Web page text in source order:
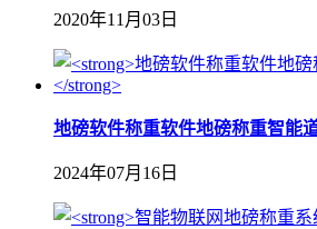
2020年11月03日
地磅软件称重软件地磅称重智能
2024年07月16日